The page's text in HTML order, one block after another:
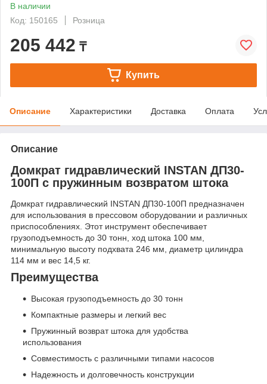
В наличии
Код: 150165
Розница
205 442 ₸
Купить
Описание Характеристики Доставка Оплата
Описание
Домкрат гидравлический INSTAN ДП30-
100П с пружинным возвратом штока
Домкрат гидравлический INSTAN ДП30-100П предназначен
для использования в прессовом оборудовании и различных
приспособлениях. Этот инструмент обеспечивает
грузоподъемность до 30 тонн, ход штока 100 мм,
минимальную высоту подхвата 246 мм, диаметр цилиндра
114 мм и вес 14,5 кг.
Преимущества
Высокая грузоподъемность до 30 тонн
Компактные размеры и легкий вес
Пружинный возврат штока для удобства
использования
Совместимость с различными типами насосов
Надежность и долговечность конструкции